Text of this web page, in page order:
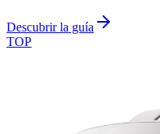
Descubrir la guía
TOP